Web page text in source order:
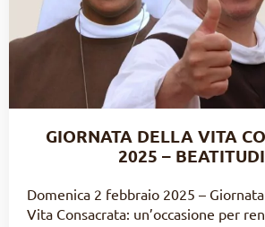
GIORNATA DELLA VITA
2025 –
Domenica 2 febbraio 2025 –
Vita Consacrata: un’occasione per